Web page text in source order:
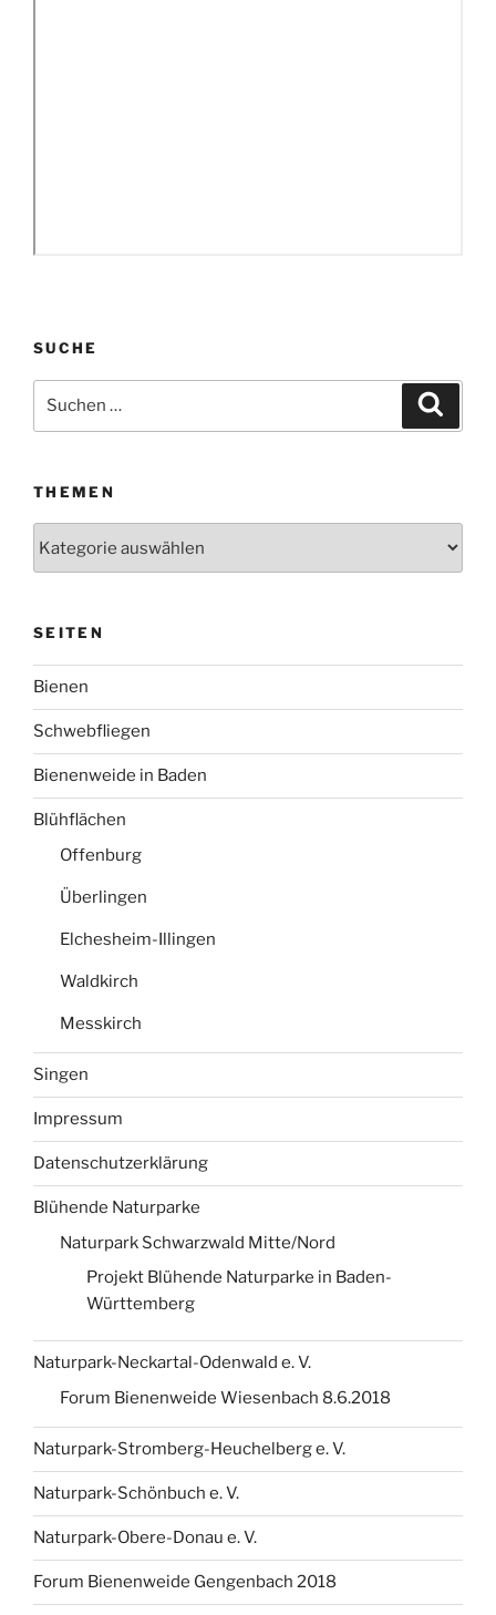
SUCHE
nach:
THEMEN
SEITEN
Bienen
Schwebfliegen
Bienenweide in Baden
Blühflächen
Offenburg
Überlingen
Elchesheim-Illingen
Waldkirch
Messkirch
Singen
Impressum
Datenschutzerklärung
Blühende Naturparke
Naturpark Schwarzwald Mitte/Nord
Projekt Blühende Naturparke in Baden-
Württemberg
Naturpark-Neckartal-Odenwald e. V.
Forum Bienenweide Wiesenbach 8.6.2018
Naturpark-Stromberg-Heuchelberg e. V.
Naturpark-Schönbuch e. V.
Naturpark-Obere-Donau e. V.
Forum Bienenweide Gengenbach 2018